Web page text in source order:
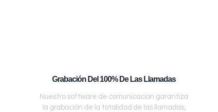
Grabación Del 100% De Las Llamadas
Nuestro software de comunicación garantiza
la grabación de la totalidad de las llamadas,